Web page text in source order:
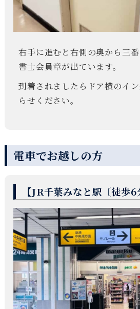
右手に進むと右側の奥から三
書士会員章が出ています。
到着されましたらドア横のイ
らせください。
電車でお越しの方
【JR千葉みなと駅〔徒歩6